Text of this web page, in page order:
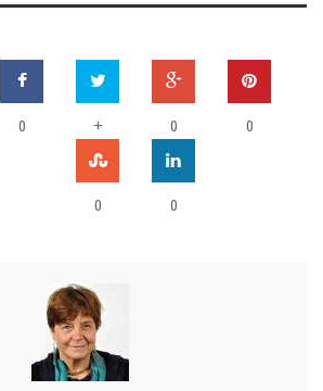
0 + 0 0
0 0